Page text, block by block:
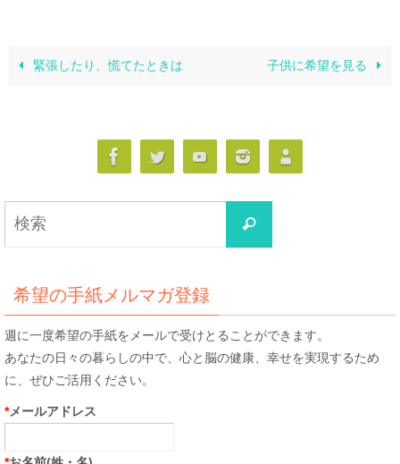
緊張したり、慌てたときは 子供に希望を見る
検
索
希望の手紙メルマガ登録
週に一度希望の手紙をメールで受けとることができます。
あなたの日々の暮らしの中で、心と脳の健康、幸せを実現するため
に、ぜひご活用ください。
*メールアドレス